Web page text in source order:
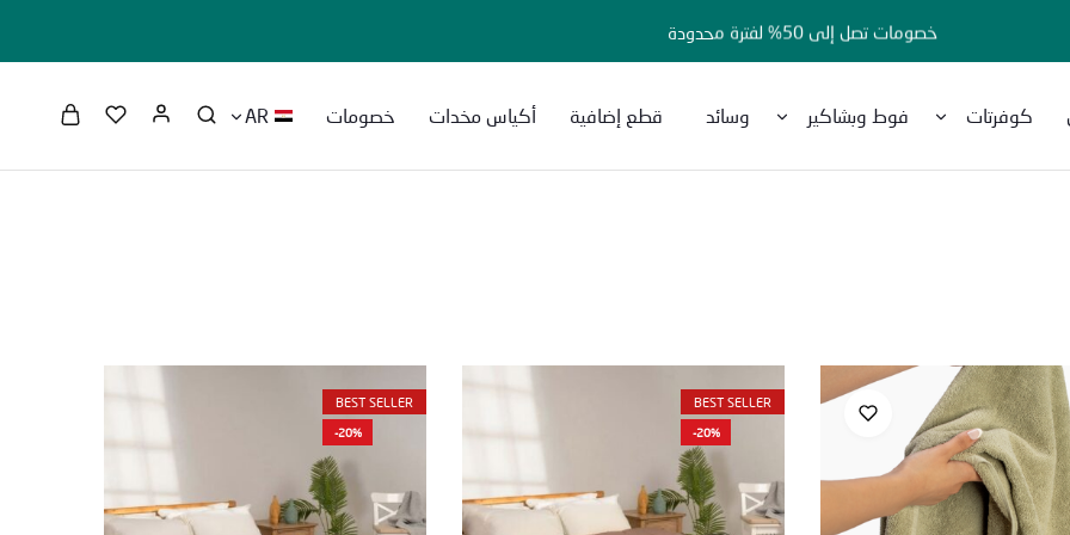
خصومات تصل إلى 50% لفترة محدودة
كوفرتات فوط وبشاكير وسائد قطع إضافية أكياس مخدات خصومات AR
BEST SELLER
-20%
BEST SELLER
-20%